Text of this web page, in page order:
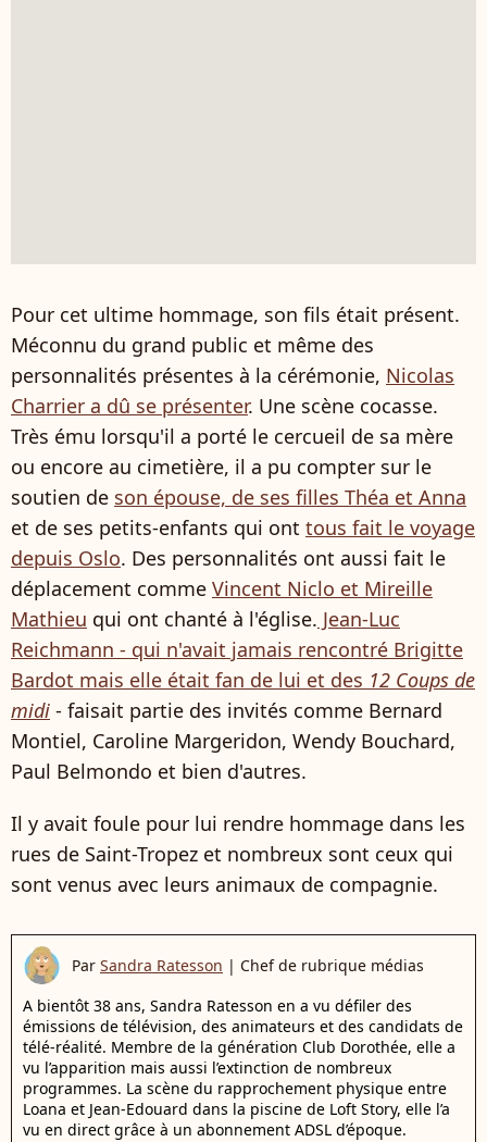
Pour cet ultime hommage, son fils était présent.
Méconnu du grand public et même des
personnalités présentes à la cérémonie, Nicolas
Charrier a dû se présenter. Une scène cocasse.
Très ému lorsqu'il a porté le cercueil de sa mère
ou encore au cimetière, il a pu compter sur le
soutien de son épouse, de ses filles Théa et Anna
et de ses petits-enfants qui ont tous fait le voyage
depuis Oslo. Des personnalités ont aussi fait le
déplacement comme Vincent Niclo et Mireille
Mathieu qui ont chanté à l'église. Jean-Luc
Reichmann - qui n'avait jamais rencontré Brigitte
Bardot mais elle était fan de lui et des 12 Coups de
midi - faisait partie des invités comme Bernard
Montiel, Caroline Margeridon, Wendy Bouchard,
Paul Belmondo et bien d'autres.
Il y avait foule pour lui rendre hommage dans les
rues de Saint-Tropez et nombreux sont ceux qui
sont venus avec leurs animaux de compagnie.
Par Sandra Ratesson | Chef de rubrique médias
A bientôt 38 ans, Sandra Ratesson en a vu défiler des
émissions de télévision, des animateurs et des candidats de
télé-réalité. Membre de la génération Club Dorothée, elle a
vu l’apparition mais aussi l’extinction de nombreux
programmes. La scène du rapprochement physique entre
Loana et Jean-Edouard dans la piscine de Loft Story, elle l’a
vu en direct grâce à un abonnement ADSL d’époque.